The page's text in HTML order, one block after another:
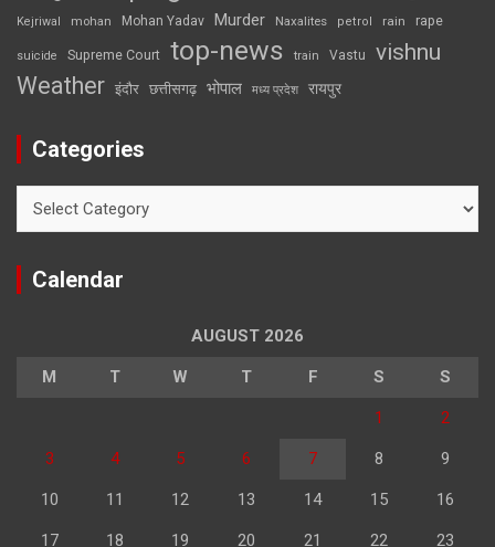
Kejriwal mohan Mohan Yadav Murder Naxalites petrol rain rape
suicide Supreme Court top-news train Vastu vishnu
Weather इंदौर छत्तीसगढ़ भोपाल मध्य प्रदेश रायपुर
Categories
Calendar
AUGUST 2026
M T W T F S S
1 2
3 4 5 6 7 8 9
10 11 12 13 14 15 16
17 18 19 20 21 22 23